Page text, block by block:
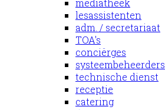
mediatheek
lesassistenten
adm. / secretariaat
TOA's
conciërges
systeembeheerders
technische dienst
receptie
catering